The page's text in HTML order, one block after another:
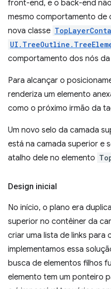
front-end, e o back-end
mesmo comportamento de
nova classe
comportamento dos nós
Para alcançar o
renderiza um elemento
como o próximo irmão da
Um novo selo da camada
está na camada superior e
atalho dele no elemento
Design inicial
No início, o plano era
superior no contêiner da
criar uma lista de links para
implementamos essa
busca de elementos filhos
elemento tem um ponteiro